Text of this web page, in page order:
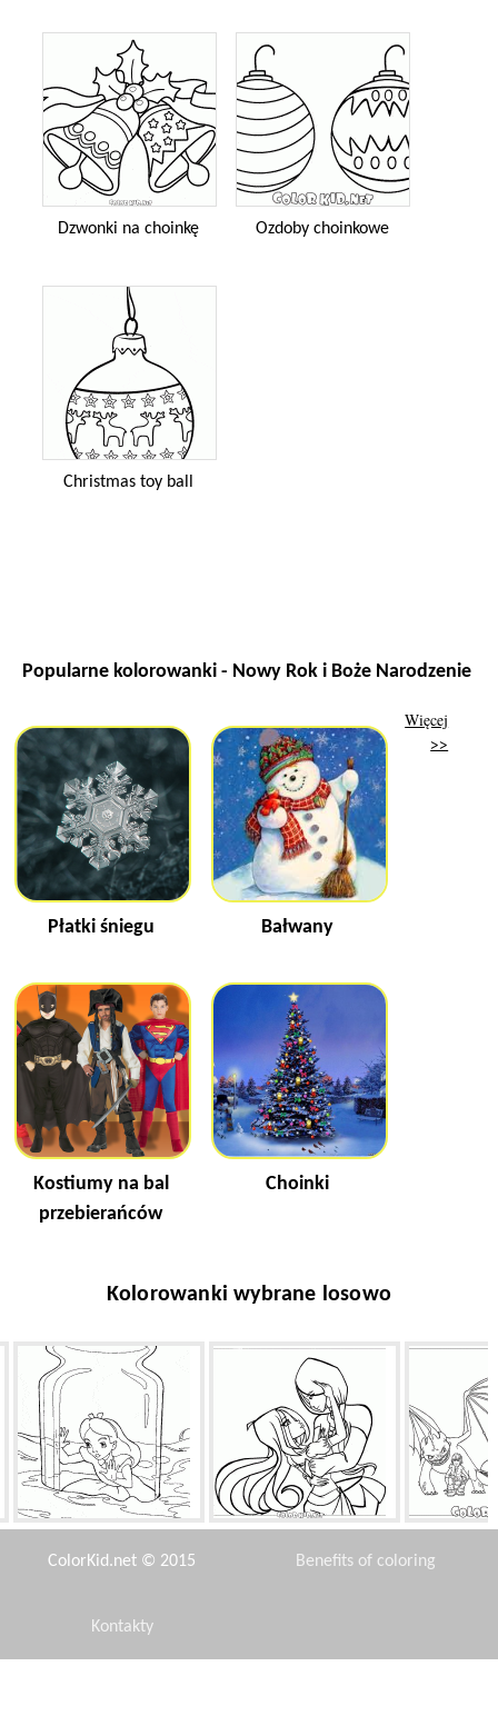
Dzwonki na choinkę Ozdoby choinkowe
Christmas toy ball
Popularne kolorowanki - Nowy Rok i Boże Narodzenie
Płatki śniegu Bałwany
Kostiumy na bal
przebierańców
Choinki
Więcej
>>
Kolorowanki wybrane losowo
Alicja w banku Flora i Helia
ColorKid.net © 2015 Benefits of coloring
Kontakty